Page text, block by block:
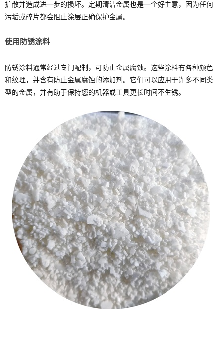
扩散并造成进一步的损坏。定期清洁金属也是一个好主意，因为任何
污垢或碎片都会阻止涂层正确保护金属。
使用防锈涂料
防锈涂料通常经过专门配制，可防止金属腐蚀。这些涂料有各种颜色
和纹理，并含有防止金属腐蚀的添加剂。它们可以应用于许多不同类
型的金属，并有助于保持您的机器或工具更长时间不生锈。